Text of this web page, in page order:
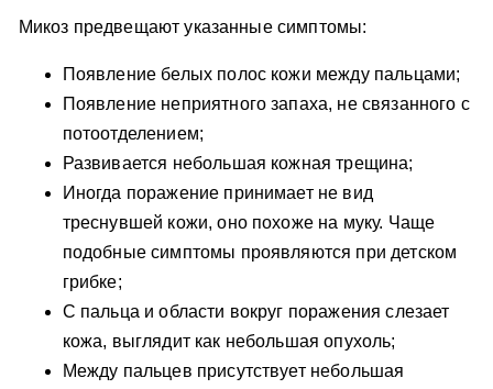
Микоз предвещают указанные симптомы:
Появление белых полос кожи между пальцами;
Появление неприятного запаха, не связанного с
потоотделением;
Развивается небольшая кожная трещина;
Иногда поражение принимает не вид
треснувшей кожи, оно похоже на муку. Чаще
подобные симптомы проявляются при детском
грибке;
С пальца и области вокруг поражения слезает
кожа, выглядит как небольшая опухоль;
Между пальцев присутствует небольшая